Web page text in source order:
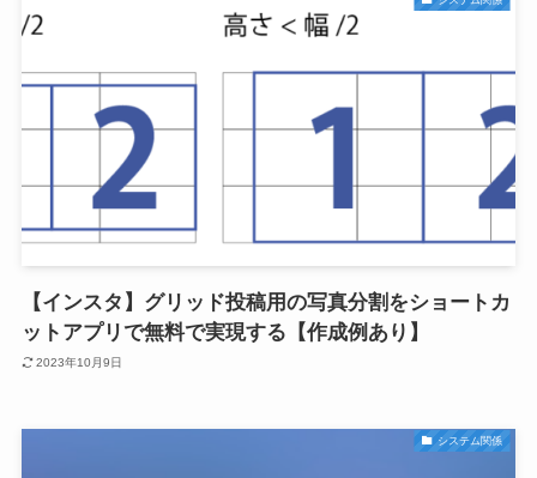
【インスタ】グリッド投稿用の写真分割をショートカ
ットアプリで無料で実現する【作成例あり】
2023年10月9日
システム関係